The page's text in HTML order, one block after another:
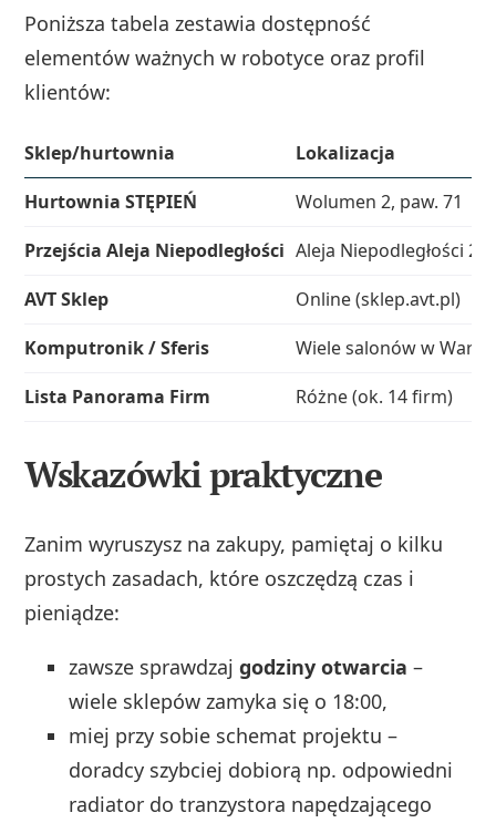
Poniższa tabela zestawia dostępność
elementów ważnych w robotyce oraz profil
klientów:
Sklep/hurtownia
Lokalizacja
Hurtownia STĘPIEŃ
Wolumen 2, paw. 71
Przejścia Aleja Niepodległości Aleja Niepodległości
AVT Sklep
Online (sklep.avt.pl)
Komputronik / Sferis
Wiele salonów w
Lista Panorama Firm
Różne (ok. 14 firm)
Wskazówki praktyczne
Zanim wyruszysz na zakupy, pamiętaj o kilku
prostych zasadach, które oszczędzą czas i
pieniądze:
zawsze sprawdzajgodziny otwarcia –
wiele sklepów zamyka się o 18:00,
miej przy sobie schemat projektu –
doradcy szybciej dobiorą np. odpowiedni
radiator do tranzystora napędzającego